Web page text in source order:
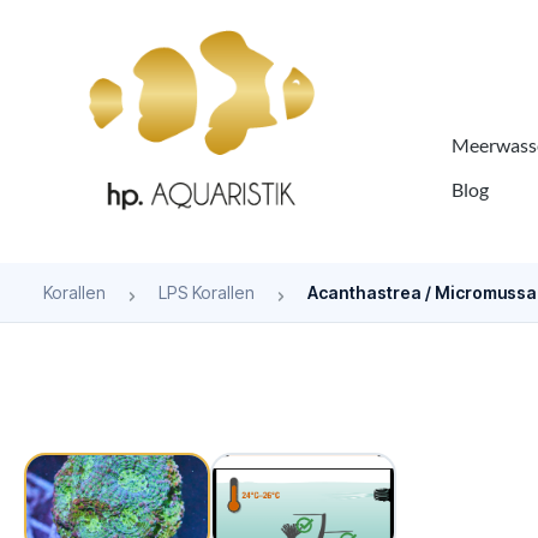
Zur Hauptnavigation springen
Blog
Korallen LPS Korallen Acanthastrea / Micromussa